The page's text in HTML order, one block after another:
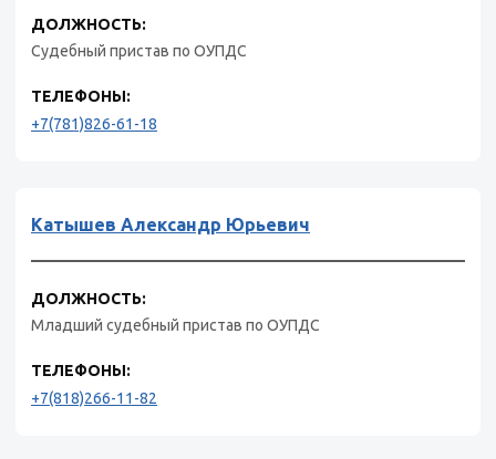
ДОЛЖНОСТЬ:
Судебный пристав по ОУПДС
ТЕЛЕФОНЫ:
+7(781)826-61-18
Катышев Александр Юрьевич
ДОЛЖНОСТЬ:
Младший судебный пристав по ОУПДС
ТЕЛЕФОНЫ:
+7(818)266-11-82